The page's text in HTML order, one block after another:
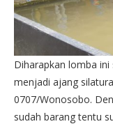
Diharapkan lomba
menjadi ajang
0707/Wonosobo.
sudah barang tentu